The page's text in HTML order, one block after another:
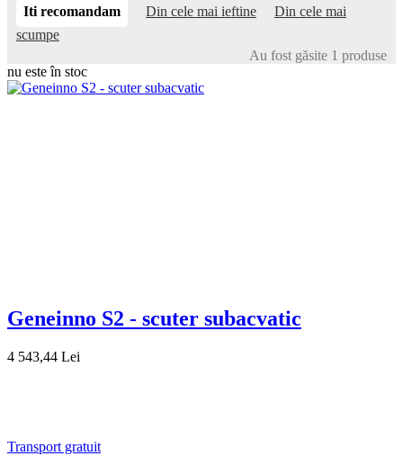
Iti recomandam Din cele mai ieftine
Din cele mai
scumpe
Au fost găsite 1 produse
nu este în stoc
Geneinno S2 - scuter subacvatic
4 543,44 Lei
Transport gratuit